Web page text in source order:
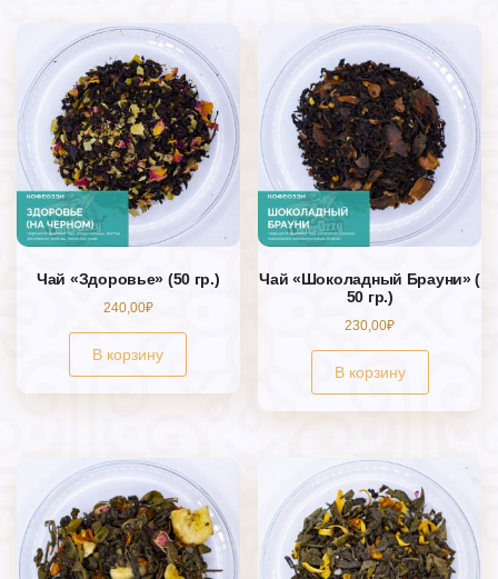
Чай «Здоровье» (50 гр.)
240,00₽
В корзину
Чай «Шоколадный Брауни» (
50 гр.)
230,00₽
В корзину